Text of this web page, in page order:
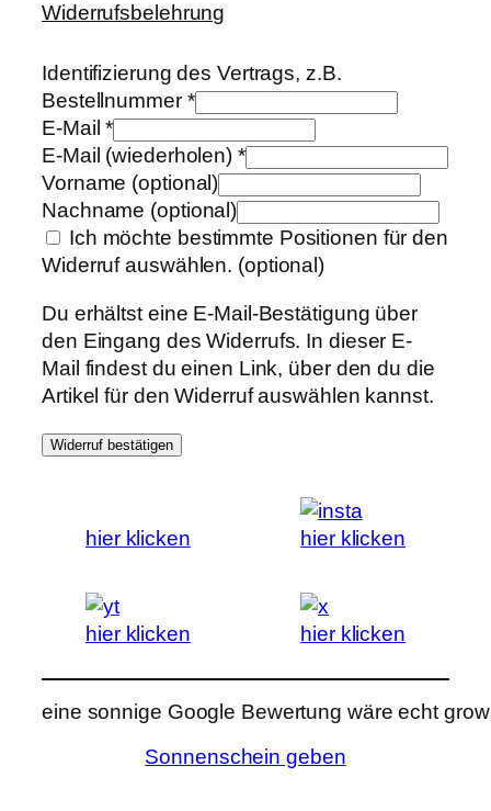
Widerrufsbelehrung
Identifizierung des Vertrags, z.B.
Bestellnummer *
E-Mail*
E-Mail (wiederholen) *
Vorname (optional)
Nachname (optional)
Ich möchte bestimmte Positionen für den
Widerruf auswählen. (optional)
Du erhältst eine E-Mail-Bestätigung über
den Eingang des Widerrufs. In dieser E-
Mail findest du einen Link, über den du die
Artikel für den Widerruf auswählen kannst.
Widerruf bestätigen
hier klicken hier klicken
hier klicken hier klicken
eine sonnige Google Bewertung wäre echt
Sonnenschein geben